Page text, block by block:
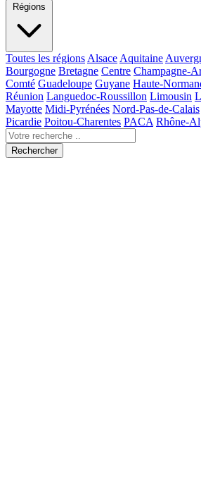
Régions
Toutes les régions Alsace Aquitaine
Bourgogne Bretagne Centre Champagne-
Comté Guadeloupe Guyane Haute-
Réunion Languedoc-Roussillon Limousin
Mayotte Midi-Pyrénées Nord-Pas-de-Calais
Picardie Poitou-Charentes PACA Rhône-
Rechercher